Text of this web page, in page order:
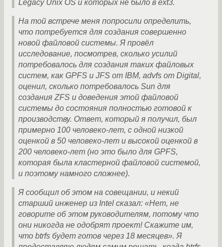
Legacy Unix OS и которых не было в ext3.
На той встрече меня попросили определить,
что потребуется для создания совершенно
новой файловой системы. Я провёл
исследование, посмотрев, сколько усилий
потребовалось для создания таких файловых
систем, как GPFS и JFS от IBM, advfs от Digital,
оценил, сколько потребовалось Sun для
создания ZFS и доведения этой файловой
системы до состояния полностью готовой к
производству. Ответ, который я получил, был
примерно 100 человеко-лет, с одной низкой
оценкой в 50 человеко-лет и высокой оценкой в
200 человеко-лет (но это было для GPFS,
которая была кластерной файловой системой,
и поэтому намного сложнее).
Я сообщил об этом на совещании, и некий
старший инженер из Intel сказал: «Нет, не
говорите об этом руководителям, потому что
они никогда не одобрят проект! Скажите им,
что btrfs будет готов через 18 месяцев». Я